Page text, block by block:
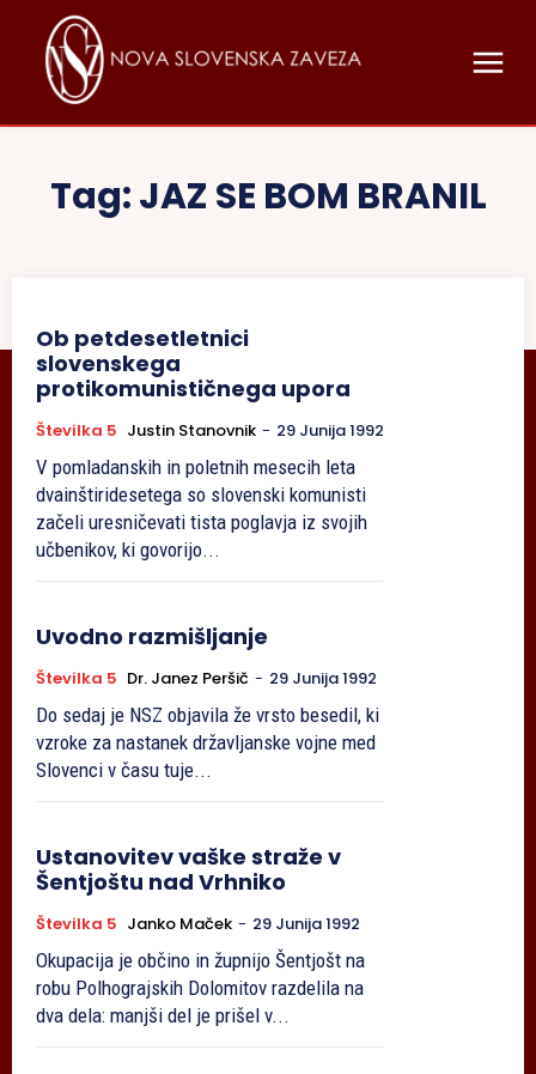
Tag:JAZ SE BOM BRANIL
Ob petdesetletnici
slovenskega
protikomunističnega upora
Številka 5 Justin Stanovnik - 29 Junija 1992
V pomladanskih in poletnih mesecih leta
dvainštiridesetega so slovenski komunisti
začeli uresničevati tista poglavja iz svojih
učbenikov, ki govorijo...
Uvodno razmišljanje
Številka 5 Dr. Janez Peršič - 29 Junija 1992
Do sedaj je NSZ objavila že vrsto besedil, ki
vzroke za nastanek državljanske vojne med
Slovenci v času tuje...
Ustanovitev vaške straže v
Šentjoštu nad Vrhniko
Številka 5 Janko Maček - 29 Junija 1992
Okupacija je občino in župnijo Šentjošt na
robu Polhograjskih Dolomitov razdelila na
dva dela: manjši del je prišel v...